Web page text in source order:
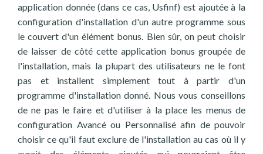
application donnée (dans ce cas, Usfinf) est ajoutée à la
configuration d'installation d'un autre programme sous
le couvert d'un élément bonus. Bien sûr, on peut choisir
de laisser de côté cette application bonus groupée de
l'installation, mais la plupart des utilisateurs ne le font
pas et installent simplement tout à partir d'un
programme d'installation donné. Nous vous conseillons
de ne pas le faire et d'utiliser à la place les menus de
configuration Avancé ou Personnalisé afin de pouvoir
choisir ce qu'il faut exclure de l'installation au cas où il y